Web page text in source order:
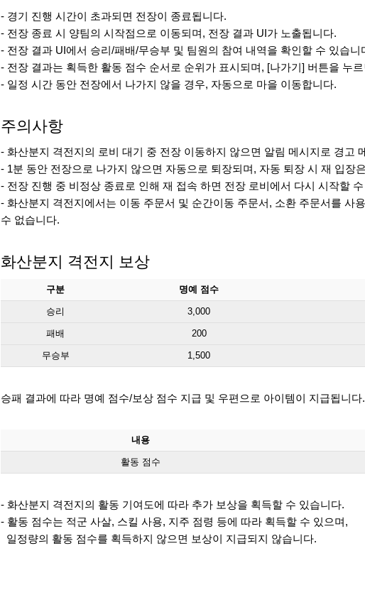
- 경기 진행 시간이 초과되면 전장이 종료됩니다.
- 전장 종료 시 양팀의 시작점으로 이동되며, 전장 결과 UI가 노출됩니다.
- 전장 결과 UI에서 승리/패배/무승부 및 팀원의 참여 내역을 확인할 수 있습니
- 전장 결과는 획득한 활동 점수 순서로 순위가 표시되며, [나가기] 버튼을 누
- 일정 시간 동안 전장에서 나가지 않을 경우, 자동으로 마을 이동합니다.
주의사항
- 화산분지 격전지의 로비 대기 중 전장 이동하지 않으면 알림 메시지로 경고
- 1분 동안 전장으로 나가지 않으면 자동으로 퇴장되며, 자동 퇴장 시 재 입장
- 전장 진행 중 비정상 종료로 인해 재 접속 하면 전장 로비에서 다시 시작할
- 화산분지 격전지에서는 이동 주문서 및 순간이동 주문서, 소환 주문서를 사
수 없습니다.
화산분지 격전지 보상
구분 명예 점수
승리 3,000
패배 200
무승부 1,500
승패 결과에 따라 명예 점수/보상 점수 지급 및 우편으로 아이템이 지급됩니다.
내용
활동 점수
- 화산분지 격전지의 활동 기여도에 따라 추가 보상을 획득할 수 있습니다.
- 활동 점수는 적군 사살, 스킬 사용, 지주 점령 등에 따라 획득할 수 있으며,
일정량의 활동 점수를 획득하지 않으면 보상이 지급되지 않습니다.